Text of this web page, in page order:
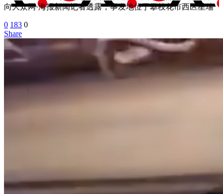
向大众网·海报新闻记者透露，事发地位于攀枝花市西区星瑞
0 183 0
Share